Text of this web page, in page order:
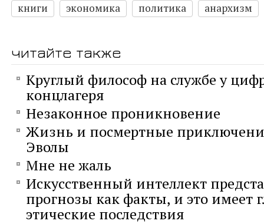
книги экономика политика анархизм
читайте также
Круглый философ на службе у
концлагеря
Незаконное проникновение
Жизнь и посмертные
Эволы
Мне не жаль
Искусственный интеллект
прогнозы как факты, и это имеет
этические последствия